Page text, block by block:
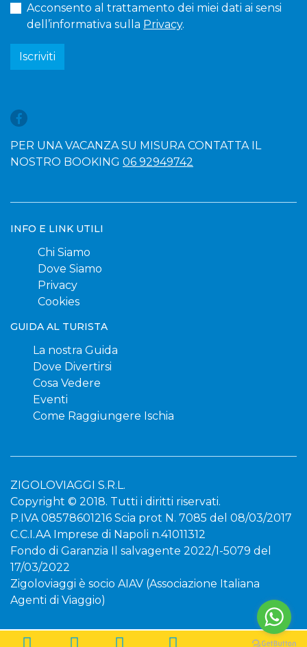
Acconsento al trattamento dei miei dati ai sensi
dell’informativa sulla Privacy.
Iscriviti
PER UNA VACANZA SU MISURA CONTATTA IL
NOSTRO BOOKING 06 92949742
INFO E LINK UTILI
Chi Siamo
Dove Siamo
Privacy
Cookies
GUIDA AL TURISTA
La nostra Guida
Dove Divertirsi
Cosa Vedere
Eventi
Come Raggiungere Ischia
ZIGOLOVIAGGI S.R.L.
Copyright © 2018. Tutti i diritti riservati.
P.IVA 08578601216 Scia prot N. 7085 del 08/03/2017
C.C.I.AA Imprese di Napoli n.41011312
Fondo di Garanzia Il salvagente 2022/1-5079 del
17/03/2022
Zigoloviaggi è socio AIAV (Associazione Italiana
Agenti di Viaggio)
Chiamaci